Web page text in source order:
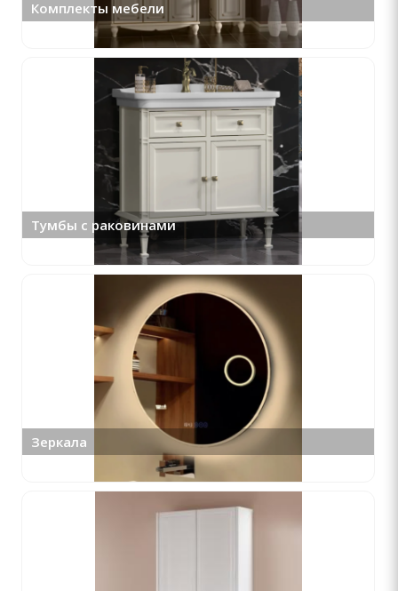
Комплекты мебели
Тумбы с раковинами
Зеркала